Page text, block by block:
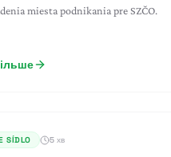
miesta podnikania pre SZČO.
SÍDLO 5 хв